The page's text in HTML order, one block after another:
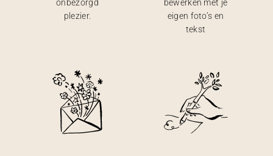
onbezorgd
plezier.
bewerken met je
eigen foto’s en
tekst